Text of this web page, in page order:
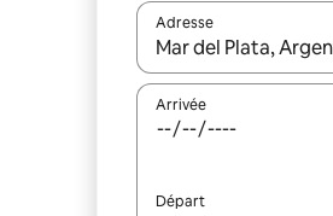
Adresse
Lorsque les résultats
Arrivée
Départ